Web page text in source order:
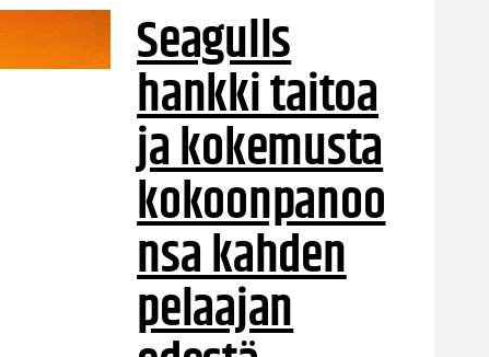
Seagulls
hankki taitoa
ja kokemusta
kokoonpanoo
nsa kahden
pelaajan